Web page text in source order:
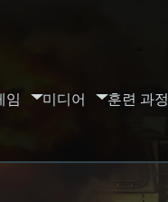
임 미디어 훈련 과정